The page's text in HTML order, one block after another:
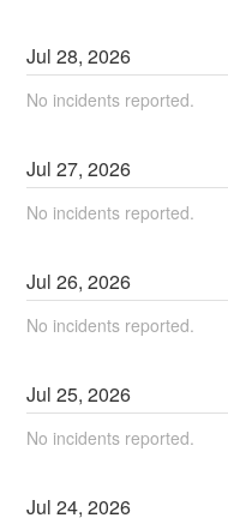
Jul28,2026
No incidents reported.
Jul27,2026
No incidents reported.
Jul26,2026
No incidents reported.
Jul25,2026
No incidents reported.
Jul24,2026